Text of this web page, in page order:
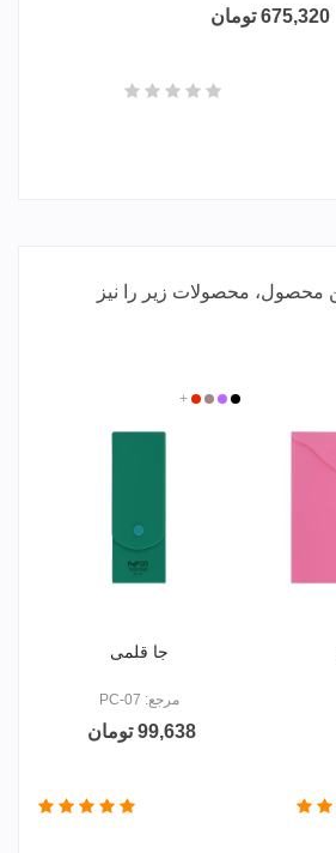
675,320 تومان
محصول، محصولات زیر را نیز
مشکی
بنفش
گلبهی
قرمز
+
جا قلمی
مرجع: PC-07
99,638 تومان